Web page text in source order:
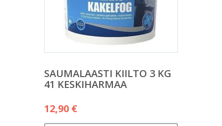
SAUMALAASTI KIILTO 3 KG
41 KESKIHARMAA
12,90 €